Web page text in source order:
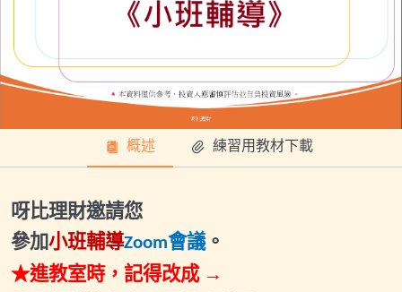
2025.05.14小班輔導會議
2025.06.29小班輔導會議
2025.07.07專屬直播
2025.07.26小班輔導會議
2025.08.06福利課會議ID
2025.08.30(六)小班輔導會議
2025.09.07(日)關鍵進出場-專屬直播
概述 練習用教材下載
呀比理財邀請您
參加小班輔導Zoom會議。
★進教室時，記得改成 →